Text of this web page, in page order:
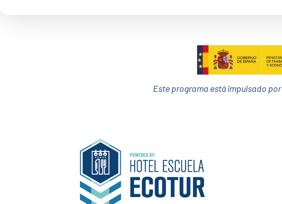
Este programa está impulsado por